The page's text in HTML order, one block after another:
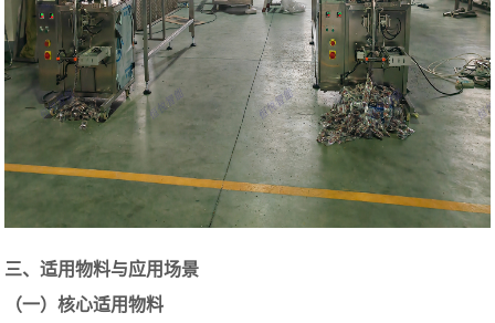
三、适用物料与应用场景
（一）核心适用物料